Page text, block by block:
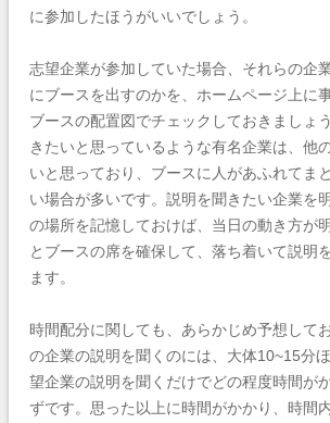
に参加したほうがいいでしょう。
志望企業が参加していた場合、それらの企
にブースを出すのかを、ホームページ上に
ブースの配置図でチェックしておきましょ
きたいと思っているような有名企業は、他
いと思っており、ブースに人があふれてま
い場合が多いです。説明を聞きたい企業を
の場所を記憶しておけば、当日の動き方が
とブースの席を確保して、落ち着いて説明
ます。
時間配分に関しても、あらかじめ予想して
の企業の説明を聞くのには、大体10~15分
望企業の説明を聞くだけでどの程度時間が
ずです。思った以上に時間がかかり、時間